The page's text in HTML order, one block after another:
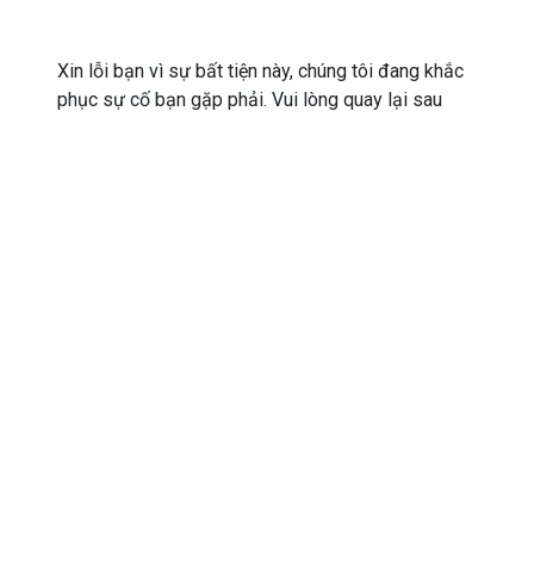
Xin lỗi bạn vì sự bất tiện này, chúng tôi đang khắc
phục sự cố bạn gặp phải. Vui lòng quay lại sau